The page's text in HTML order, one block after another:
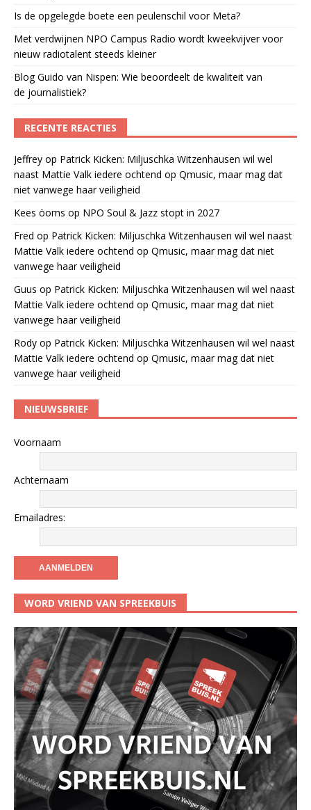
Is de opgelegde boete een peulenschil voor Meta?
Met verdwijnen NPO Campus Radio wordt kweekvijver voor
nieuw radiotalent steeds kleiner
Blog Guido van Nispen: Wie beoordeelt de kwaliteit van
de journalistiek?
RECENTE REACTIES
Jeffrey op Patrick Kicken: Miljuschka Witzenhausen wil wel
naast Mattie Valk iedere ochtend op Qmusic, maar mag dat
niet vanwege haar veiligheid
Kees öoms op NPO Soul & Jazz stopt in 2027
Fred op Patrick Kicken: Miljuschka Witzenhausen wil wel naast
Mattie Valk iedere ochtend op Qmusic, maar mag dat niet
vanwege haar veiligheid
Guus op Patrick Kicken: Miljuschka Witzenhausen wil wel naast
Mattie Valk iedere ochtend op Qmusic, maar mag dat niet
vanwege haar veiligheid
Rody op Patrick Kicken: Miljuschka Witzenhausen wil wel naast
Mattie Valk iedere ochtend op Qmusic, maar mag dat niet
vanwege haar veiligheid
NIEUWSBRIEF
Voornaam
Achternaam
Emailadres:
WORD VRIEND VAN SPREEKBUIS